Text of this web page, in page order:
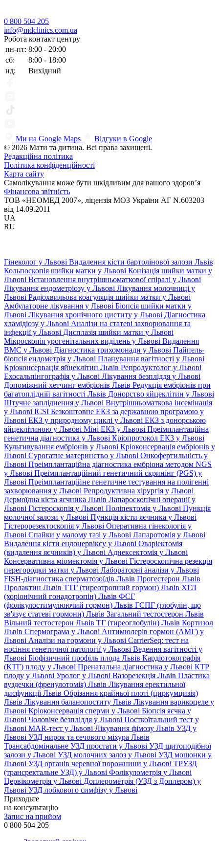
0 800 504 205
info@mdclinics.com.ua
Робота контакт центру
пн-пт: 8:00 - 20:00
сб:
8:00 - 18:00
нд:
Вихідний
Ми на Google Maps
Відгуки в Google
© 2026 Мати та дитина. Всі права захищені.
Редакційна політика
Політика конфіденційності
Карта сайту
Самолікування може бути шкідливим для вашого здоров’я
Фінансова звітність
ТОВ «НЕОМЕД 2007», ліцензія МОЗ України АГ N.603203
від 14.09.2011
UA
RU
Гінеколог у Львові Видалення кісти бартолінової залози Львів
Кольпоскопія шийки матки у Львові Конізація шийки матки у
Львові Встановлення внутрішньоматкової спіралі у Львові
Лікування ендометріозу у Львові Лікування молочниці у
Львові Радіохвильова коагуляція шийки матки у Львові
Амбулаторне лікування у Львові Біопсія шийки матки у
Львові Лікування хронічного циститу у Львові Діагностика
хламідіозу у Львові Аналізи на статеві захворювання та
інфекції у Львові Дисплазія шийки матки у Львові
Мікроскопія урогенітальних виділень у Львові Видалення
ВМС у Львові Діагностика трихомонади у Львові Пайпель-
біопсія ендометрія у Львові Планування вагітності у Львові
Кріоконсервація яйцеклітин Львів Репродуктолог у Львові
Ехосальпінгографія у Львові Лікування безпліддя у Львові
Допоміжний хетчинг ембріонів Львів Редукція ембріонів при
багатоплідній вагітності Львів Донорство яйцеклітин у Львові
Штучне запліднення у Львові Внутрішньоматкова інсемінація
у Львові ICSI Безкоштовне ЕКЗ за державною програмою у
Львові ЕКЗ у природному циклі у Львові ЕКЗ з донорською
яйцеклітиною у Львові Міні ЕКЗ у Львові Преімплантаційна
генетична діагностика у Львові Кріопротокол ЕКЗ у Львові
Культивування ембріонів у Львові Кріоконсервація ембріонів у
Львові Сурогатне материнство у Львові Онкофертильність у
Львові Преімплантаційна діагностика ембріона методом NGS
у Львові Преімплантаційний генетичний скринінг (PGS) у
Львові Преімплантаційне генетичне тестування на полігенні
захворювання у Львові Репродуктивна хірургія у Львові
Дермоїдна кіста яєчника Львів Лапароскопічні операції у
Львові Гістероскопія у Львові Поліпектомія у Львові Пункція
молочної залози у Львові Пункція кісти яєчника у Львові
Гістерорезектоскопія у Львові Оперативна гінекологія у
Львові Спайки у малому тазі у Львові Лапаротомія у Львові
Видалення кісти ендоцервіксу у Львові Оваріектомія
(видалення яєчників) у Львові Аднексектомія у Львові
Консервативна міомектомія у Львові Гістероскопічна резекція
перегородки матки у Львові Лабораторні аналізи у Львові
FISH-діагностика сперматозоїдів Львів Прогестерон Львів
Пролактин Львів ТТГ (тиреотропний гормон) Львів ХГЛ
(хоріонічний гонадотропін) Львів ФСГ
(фолікулостимулюючий гормон) Львів ГСПГ (глобулін, що
зв'язує статеві гормони) Львів Загальний тестостерон Львів
Вільний тестостерон Львів ТГ (тиреоглобулін) Львів Кортизол
Львів Спермограма у Львові Антимюлерів гормон (АМГ) у
Львові Аналізи на гормони у Львові CarrierSeq: тест на
носіння генетичної патології у Львові Ведення вагітності у
Львові Біофізичний профіль плода Львів Кардіотокографія
(КТГ) плоду у Львові Пренатальна діагностика у Львові КТР
плоду у Львові Уролог у Львові Вазорезекція Львів Пластика
вуздечки (френулотомія) Львів Лікування еректильної
дисфункції Львів Обрізання крайньої плоті (циркумцизія)
Львів Лікування баланопоститу Львів Лікування варикоцеле у
Львові Кріоконсервація сперми у Львові Біопсія яєчка у
Львові Чоловіче безпліддя у Львові Посткоїтальний тест у
Львові MAR-тест у Львові Лікування фімозу Львів УЗД у
Львові УЗД нирок та сечового міхура Львів
Трансабдомінальне УЗД простати у Львові УЗД щитоподібної
залози у Львові УЗД молочних залоз у Львові УЗД мошонки у
Львові УЗД органів черевної порожнини у Львові ТРУЗД
(трансректальне УЗД) у Львові Фолікулометрія у Львові
Цервікометрія у Львові Доплерометрія (УЗД з Доплером) у
Львові УЗД лобкового симфізу у Львові
Приходьте
на консультацію
Запис на прийом
0 800 504 205